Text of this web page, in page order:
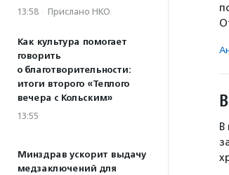
13:58 · Прислано НКО
Как культура помогает
говорить
о благотворительности:
итоги второго «Теплого
вечера с Кольским»
13:55
Минздрав ускорит выдачу
медзаключений для
В